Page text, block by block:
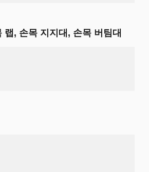
랩, 손목 지지대, 손목 버팀대